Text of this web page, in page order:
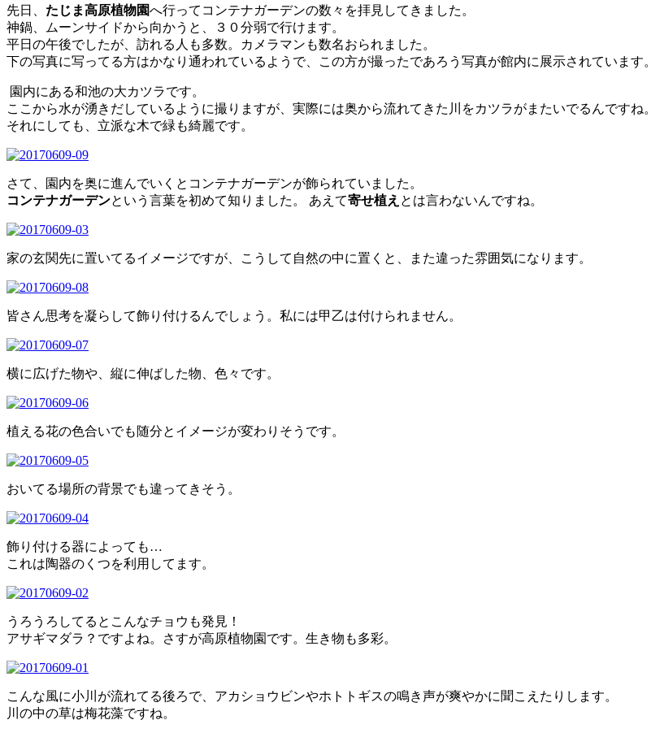
先日、 たじま高原植物園へ行ってコンテナガーデンの数々を拝見してきました。
神鍋、ムーンサイドから向かうと、３０分弱で行けます。
平日の午後でしたが、訪れる人も多数。カメラマンも数名おられました。
下の写真に写ってる方はかなり通われているようで、この方が撮ったであろう写真が館内に展示されています。
園内にある和池の大カツラです。
ここから水が湧きだしているように撮りますが、実際には奥から流れてきた川をカツラがまたいでるんですね。
それにしても、立派な木で緑も綺麗です。
さて、園内を奥に進んでいくとコンテナガーデンが飾られていました。
コンテナガーデンという言葉を初めて知りました。 あえて寄せ植え とは言わないんですね。
家の玄関先に置いてるイメージですが、こうして自然の中に置くと、また違った雰囲気になります。
皆さん思考を凝らして飾り付けるんでしょう。私には甲乙は付けられません。
横に広げた物や、縦に伸ばした物、色々です。
植える花の色合いでも随分とイメージが変わりそうです。
おいてる場所の背景でも違ってきそう。
飾り付ける器によっても…
これは陶器のくつを利用してます。
うろうろしてるとこんなチョウも発見！
アサギマダラ？ですよね。さすが高原植物園です。生き物も多彩。
こんな風に小川が流れてる後ろで、アカショウビンやホトトギスの鳴き声が爽やかに聞こえたりします。
川の中の草は梅花藻ですね。